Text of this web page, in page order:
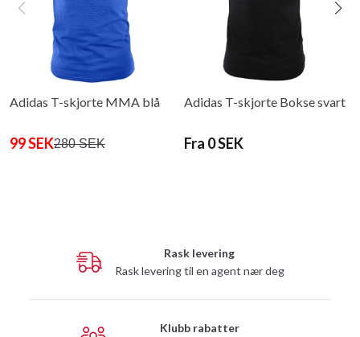
Adidas T-skjorte MMA blå
99 SEK280 SEK
Adidas T-skjorte Bokse svart
Fra 0 SEK
Rask levering
Rask levering til en agent nær deg
Klubb rabatter